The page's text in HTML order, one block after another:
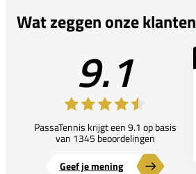
Wat zeggen onze klanten
9.1
PassaTennis krijgt een 9.1 op basis
van 1345 beoordelingen
Geef je mening